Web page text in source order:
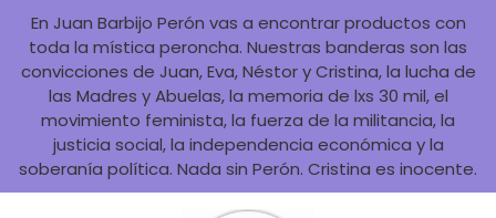
En Juan Barbijo Perón vas a encontrar productos con
toda la mística peroncha. Nuestras banderas son las
convicciones de Juan, Eva, Néstor y Cristina, la lucha de
las Madres y Abuelas, la memoria de lxs 30 mil, el
movimiento feminista, la fuerza de la militancia, la
justicia social, la independencia económica y la
soberanía política. Nada sin Perón. Cristina es inocente.